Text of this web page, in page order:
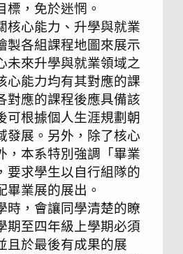
標，免於迷惘。
核心能力、升學與就業
製各組課程地圖來展示
未來升學與就業領域之
心能力均有其對應的課
對應的課程後應具備該
可根據個人生涯規劃朝
發展。另外，除了核心
，本系特別強調「畢業
要求學生以自行組隊的
畢業展的展出。
時，會讓同學清楚的瞭
期至四年級上學期必須
且於最後有成果的展